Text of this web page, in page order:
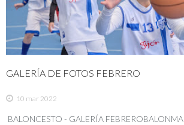
GALERÍA DE FOTOS FEBRERO
10 mar 2022
BALONCESTO - GALERÍA